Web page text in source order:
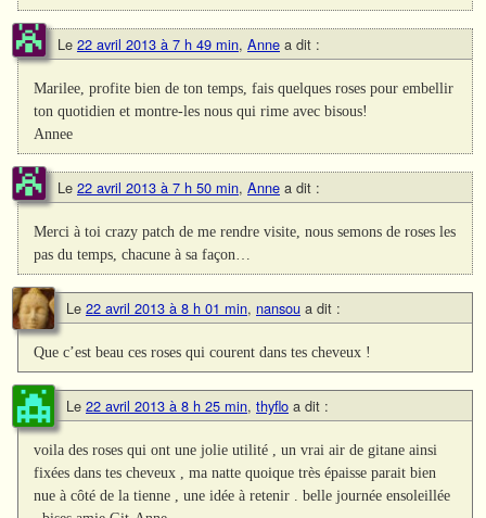
Le 22 avril 2013 à 7 h 49 min, Anne a dit :
Marilee, profite bien de ton temps, fais quelques roses pour embellir
ton quotidien et montre-les nous qui rime avec bisous!
Annee
Le 22 avril 2013 à 7 h 50 min, Anne a dit :
Merci à toi crazy patch de me rendre visite, nous semons de roses les
pas du temps, chacune à sa façon…
Le 22 avril 2013 à 8 h 01 min, nansou a dit :
Que c’est beau ces roses qui courent dans tes cheveux !
Le 22 avril 2013 à 8 h 25 min, thyflo a dit :
voila des roses qui ont une jolie utilité , un vrai air de gitane ainsi
fixées dans tes cheveux , ma natte quoique très épaisse parait bien
nue à côté de la tienne , une idée à retenir . belle journée ensoleillée